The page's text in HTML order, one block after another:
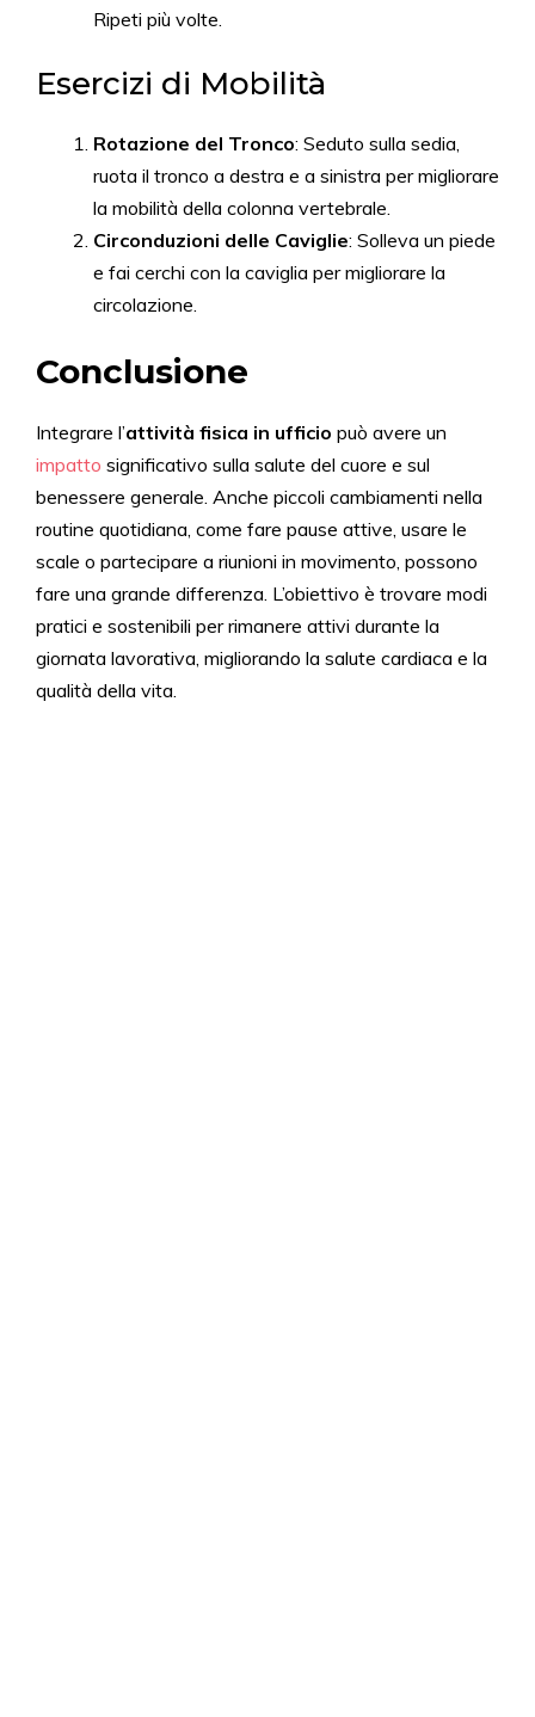
Ripeti più volte.
Esercizi di Mobilità
Rotazione del Tronco: Seduto sulla sedia,
ruota il tronco a destra e a sinistra per migliorare
la mobilità della colonna vertebrale.
Circonduzioni delle Caviglie: Solleva un piede
e fai cerchi con la caviglia per migliorare la
circolazione.
Conclusione
Integrare l’attività fisica in ufficio può avere un
impatto significativo sulla salute del cuore e sul
benessere generale. Anche piccoli cambiamenti nella
routine quotidiana, come fare pause attive, usare le
scale o partecipare a riunioni in movimento, possono
fare una grande differenza. L’obiettivo è trovare modi
pratici e sostenibili per rimanere attivi durante la
giornata lavorativa, migliorando la salute cardiaca e la
qualità della vita.